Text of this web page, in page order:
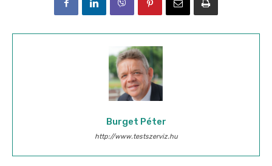
Burget Péter
http://www.testszerviz.hu